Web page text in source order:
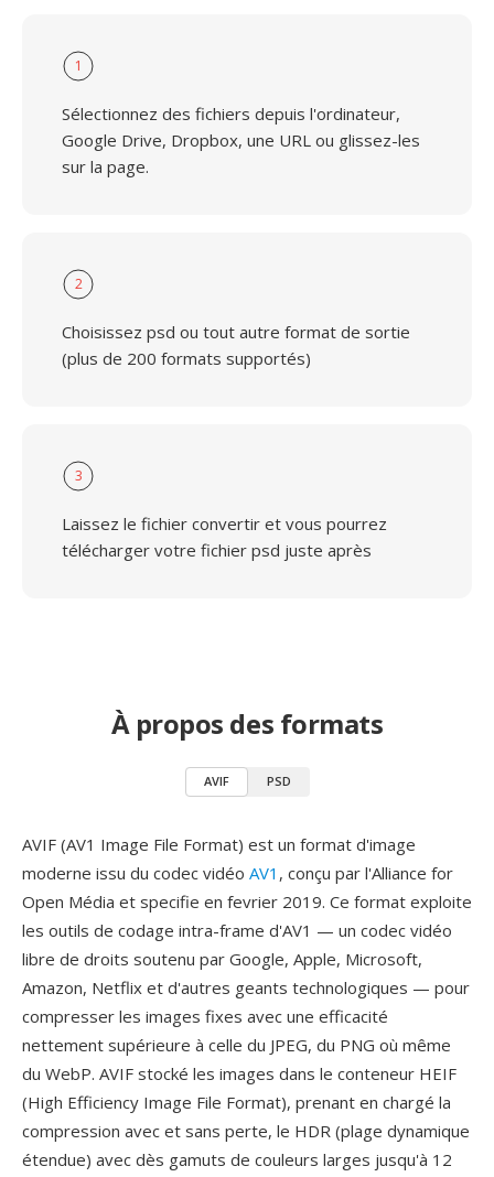
1
Sélectionnez des fichiers depuis l'ordinateur,
Google Drive, Dropbox, une URL ou glissez-les
sur la page.
2
Choisissez psd ou tout autre format de sortie
(plus de 200 formats supportés)
3
Laissez le fichier convertir et vous pourrez
télécharger votre fichier psd juste après
À propos des formats
AVIF PSD
AVIF (AV1 Image File Format) est un format d'image
moderne issu du codec vidéo AV1 , conçu par l'Alliance for
Open Média et specifie en fevrier 2019. Ce format exploite
les outils de codage intra-frame d'AV1 — un codec vidéo
libre de droits soutenu par Google, Apple, Microsoft,
Amazon, Netflix et d'autres geants technologiques — pour
compresser les images fixes avec une efficacité
nettement supérieure à celle du JPEG, du PNG où même
du WebP. AVIF stocké les images dans le conteneur HEIF
(High Efficiency Image File Format), prenant en chargé la
compression avec et sans perte, le HDR (plage dynamique
étendue) avec dès gamuts de couleurs larges jusqu'à 12